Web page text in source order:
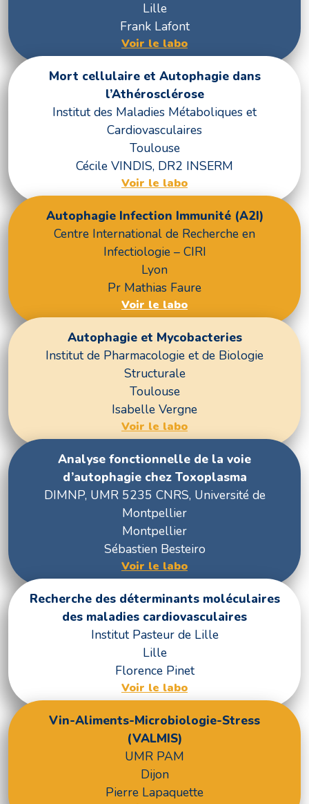
Lille
Frank Lafont
Voir le labo
Mort cellulaire et Autophagie dans
l’Athérosclérose
Institut des Maladies Métaboliques et
Cardiovasculaires
Toulouse
Cécile VINDIS, DR2 INSERM
Voir le labo
Autophagie Infection Immunité (A2I)
Centre International de Recherche en
Infectiologie – CIRI
Lyon
Pr Mathias Faure
Voir le labo
Autophagie et Mycobacteries
Institut de Pharmacologie et de Biologie
Structurale
Toulouse
Isabelle Vergne
Voir le labo
Analyse fonctionnelle de la voie
d’autophagie chez Toxoplasma
DIMNP, UMR 5235 CNRS, Université de
Montpellier
Montpellier
Sébastien Besteiro
Voir le labo
Recherche des déterminants moléculaires
des maladies cardiovasculaires
Institut Pasteur de Lille
Lille
Florence Pinet
Voir le labo
Vin-Aliments-Microbiologie-Stress
(VALMIS)
UMR PAM
Dijon
Pierre Lapaquette